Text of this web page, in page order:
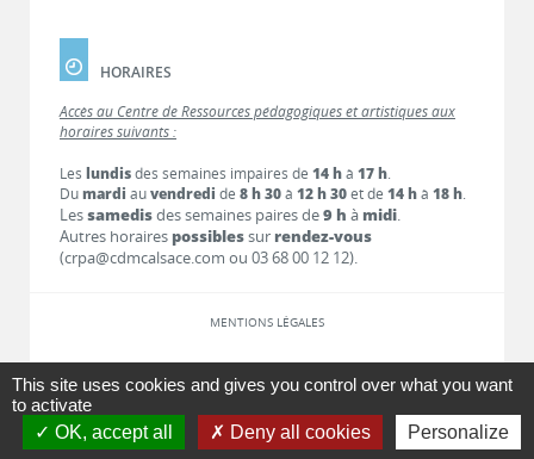
HORAIRES
Accès au Centre de Ressources pédagogiques et artistiques aux
horaires suivants :
Les lundisdes semaines impaires de 14 hà 17 h.
Dumardi auvendredi de 8 h 30à 12 h 30et de 14 hà 18 h.
Lessamedisdes semaines paires de9 h à midi.
Autres horaires possiblessur rendez-vous
(crpa@cdmcalsace.com ou 03 68 00 12 12).
MENTIONS LÉGALES
LIENS
CONTACT
This site uses cookies and gives you control over what you want
to activate
OK, accept all
Deny all cookies Personalize